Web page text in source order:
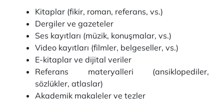
Kitaplar (fikir, roman, referans, vs.)
Dergiler ve gazeteler
Ses kayıtları (müzik, konuşmalar, vs.)
Video kayıtları (filmler, belgeseller, vs.)
E-kitaplar ve dijital veriler
Referans materyalleri (ansiklopediler,
sözlükler, atlaslar)
Akademik makaleler ve tezler